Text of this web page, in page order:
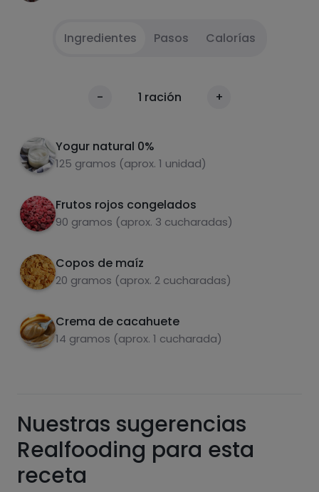
Ingredientes Pasos Calorías
- 1 ración +
Yogur natural 0%
125 gramos (aprox. 1 unidad)
Frutos rojos congelados
90 gramos (aprox. 3 cucharadas)
Copos de maíz
20 gramos (aprox. 2 cucharadas)
Crema de cacahuete
14 gramos (aprox. 1 cucharada)
Introduce el yogur en una taza grande o bol
caso frutas tropicales congeladas), cereales
sin azúcar y una cucharada de crema de
cacahuete. Disfruta!
Carbohidratos Proteínas
Azúcares
Grasas
Nuestras sugerencias
Realfooding para esta
receta